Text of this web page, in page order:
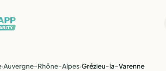
›Auvergne-Rhône-Alpes›Grézieu-la-Varenne